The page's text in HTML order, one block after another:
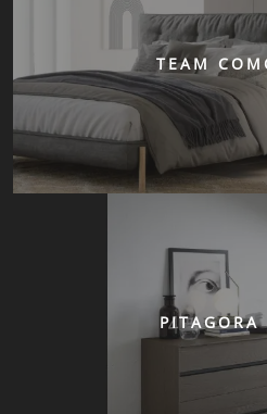
TEAM
PITAGORA